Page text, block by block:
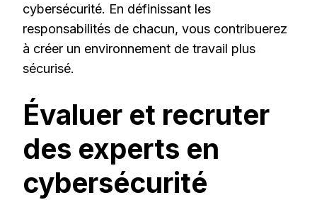
cybersécurité. En définissant les
responsabilités de chacun, vous contribuerez
à créer un environnement de travail plus
sécurisé.
Évaluer et recruter
des experts en
cybersécurité